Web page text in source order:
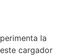
la
cargador